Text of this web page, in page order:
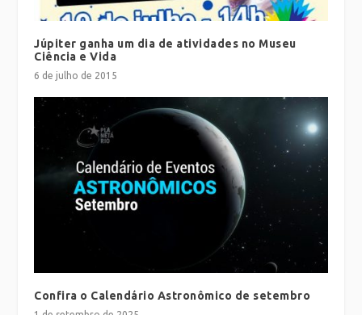
Júpiter ganha um dia de atividades no Museu
Ciência e Vida
6 de julho de 2015
Confira o Calendário Astronômico de setembro